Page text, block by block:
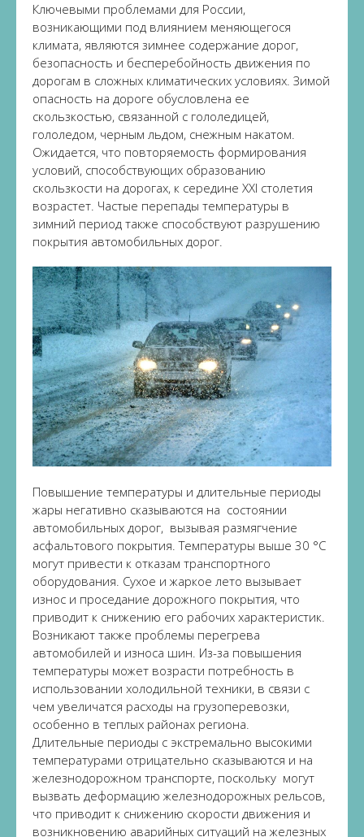
Ключевыми проблемами для России,
возникающими под влиянием меняющегося
климата, являются зимнее содержание дорог,
безопасность и бесперебойность движения по
дорогам в сложных климатических условиях. Зимой
опасность на дороге обусловлена ее
скользкостью, связанной с гололедицей,
гололедом, черным льдом, снежным накатом.
Ожидается, что повторяемость формирования
условий, способствующих образованию
скользкости на дорогах, к середине XXI столетия
возрастет. Частые перепады температуры в
зимний период также способствуют разрушению
покрытия автомобильных дорог.
Повышение температуры и длительные периоды
жары негативно сказываются на состоянии
автомобильных дорог, вызывая размягчение
асфальтового покрытия. Температуры выше 30 °C
могут привести к отказам транспортного
оборудования. Сухое и жаркое лето вызывает
износ и проседание дорожного покрытия, что
приводит к снижению его рабочих характеристик.
Возникают также проблемы перегрева
автомобилей и износа шин. Из-за повышения
температуры может возрасти потребность в
использовании холодильной техники, в связи с
чем увеличатся расходы на грузоперевозки,
особенно в теплых районах региона.
Длительные периоды с экстремально высокими
температурами отрицательно сказываются и на
железнодорожном транспорте, поскольку могут
вызвать деформацию железнодорожных рельсов,
что приводит к снижению скорости движения и
возникновению аварийных ситуаций на железных